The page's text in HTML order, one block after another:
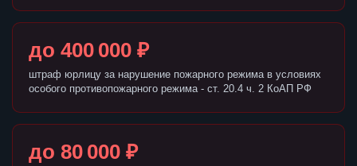
до 400 000 ₽
штраф юрлицу за нарушение пожарного режима в условиях
особого противопожарного режима - ст. 20.4 ч. 2 КоАП РФ
до 80 000 ₽